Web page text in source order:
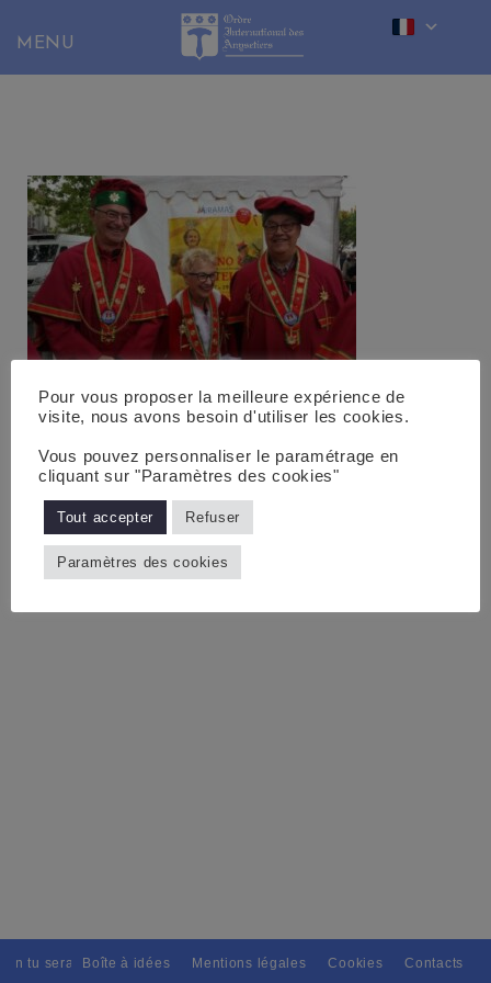
content
tu seras, Pour tous avec discernement. // L'amitié tu
Boîte à idées Mentions légales Cookies Contacts
Pour vous proposer la meilleure expérience de
visite, nous avons besoin d'utiliser les cookies.
Vous pouvez personnaliser le paramétrage en
cliquant sur "Paramètres des cookies"
Tout accepter Refuser
Paramètres des cookies